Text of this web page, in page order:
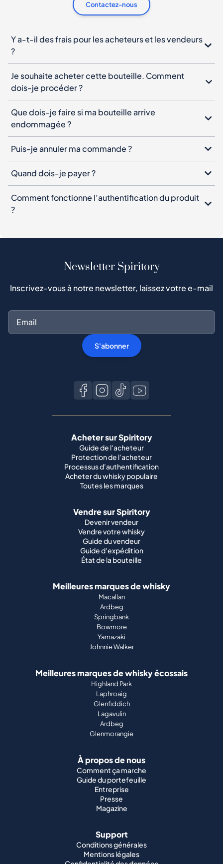
Contactez-nous
Y a-t-il des frais pour les acheteurs et les vendeurs
?
Je souhaite acheter cette bouteille. Comment
dois-je procéder ?
Que dois-je faire si ma bouteille arrive
endommagée ?
Puis-je annuler ma commande ?
Quand dois-je payer ?
Comment fonctionne l’authentification du produit
?
Newsletter Spiritory
Inscrivez-vous à notre newsletter, laissez votre e-mail
S'abonner
Acheter sur Spiritory
Guide de l'acheteur
Protection de l'acheteur
Processus d'authentification
Acheter du whisky populaire
Toutes les marques
Vendre sur Spiritory
Devenir vendeur
Vendre votre whisky
Guide du vendeur
Guide d'expédition
État de la bouteille
Meilleures marques de whisky
Macallan
Ardbeg
Springbank
Bowmore
Yamazaki
Johnnie Walker
Meilleures marques de whisky écossais
Highland Park
Laphroaig
Glenfiddich
Lagavulin
Ardbeg
Glenmorangie
À propos de nous
Comment ça marche
Guide du portefeuille
Entreprise
Presse
Magazine
Support
Conditions générales
Mentions légales